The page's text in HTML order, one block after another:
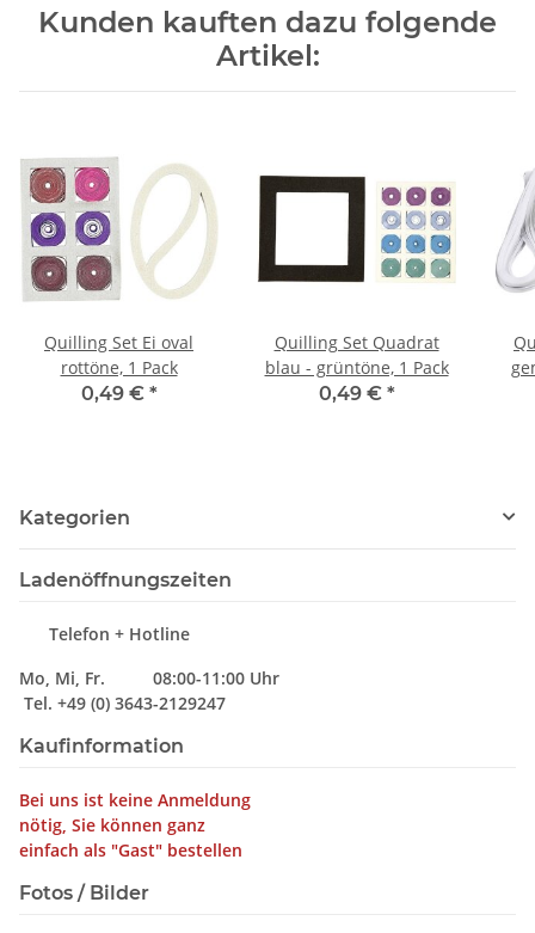
Kunden kauften dazu folgende
Artikel:
Quilling Set Ei oval
rottöne, 1 Pack
0,49 € *
Quilling Set Quadrat
blau - grüntöne, 1 Pack
0,49 € *
Kategorien
Ladenöffnungszeiten
Telefon + Hotline
Mo, Mi, Fr. 08:00-11:00 Uhr
Tel. +49 (0) 3643-2129247
Kaufinformation
Bei uns ist keine Anmeldung
nötig, Sie können ganz
einfach als "Gast" bestellen
Fotos / Bilder